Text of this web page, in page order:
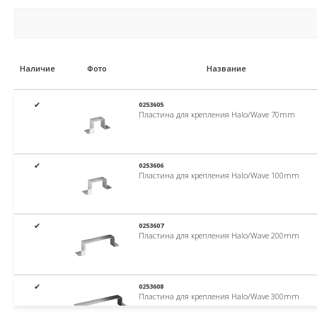
Наличие Фото Название
✔ 0253605
Пластина для крепления Halo/Wave 70mm
✔ 0253606
Пластина для крепления Halo/Wave 100mm
✔ 0253607
Пластина для крепления Halo/Wave 200mm
✔ 0253608
Пластина для крепления Halo/Wave 300mm